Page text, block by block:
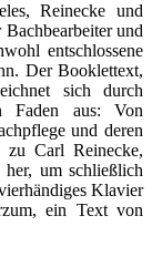
Reinecke und
und
entschlossene
Der Booklettext,
sich durch
Faden aus: Von
und deren
zu Carl Reinecke,
her, um schließlich
Klavier
ein Text von